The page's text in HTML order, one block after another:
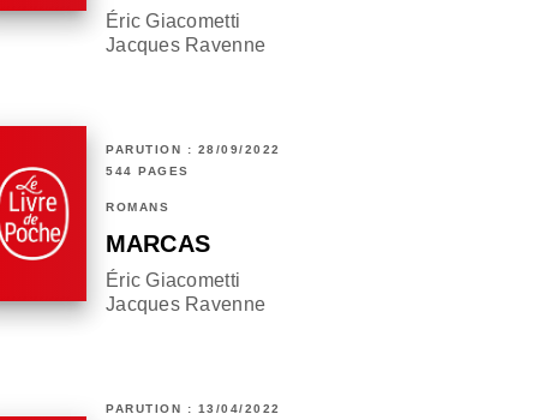
Éric Giacometti
Jacques Ravenne
PARUTION : 28/09/2022
544 PAGES
ROMANS
MARCAS
Éric Giacometti
Jacques Ravenne
PARUTION : 13/04/2022